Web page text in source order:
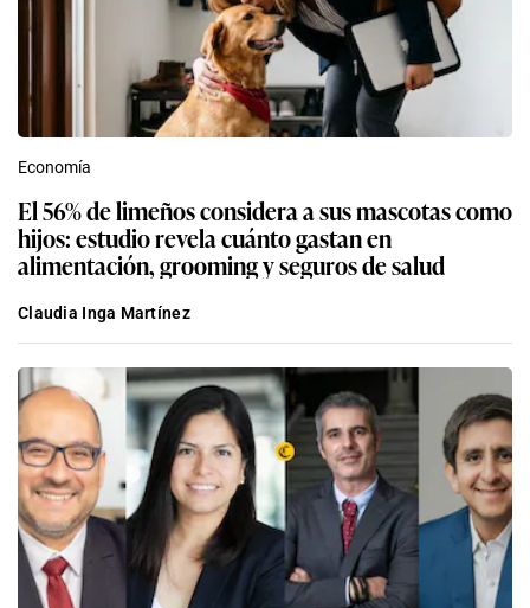
El 56% de limeños considera a sus mascotas como
hijos: estudio revela cuánto gastan en
alimentación, grooming y seguros de salud
Día 1
Nuevo vicepresidente y gerente general de Bear
Creek Corani y otras movidas empresariales en
MAF Perú, El Comercio, Volkswagen y MOAR